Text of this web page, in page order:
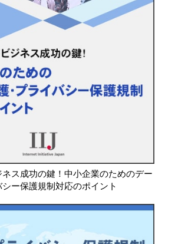
ス成功の鍵！中小企業のためのデー
ー保護規制対応のポイント